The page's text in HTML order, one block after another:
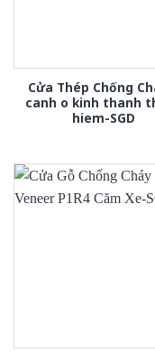
Cửa Thép Chống
canh o kinh thanh
hiem-SGD